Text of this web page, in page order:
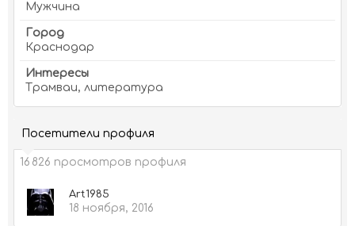
Мужчина
Город
Краснодар
Интересы
Трамваи, литература
Посетители профиля
16 826 просмотров профиля
Art1985
18 ноября, 2016